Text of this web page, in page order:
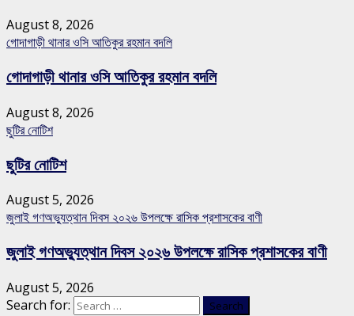
August 8, 2026
গোদাগাড়ী থানার ওসি আতিকুর রহমান বদলি
গোদাগাড়ী থানার ওসি আতিকুর রহমান বদলি
August 8, 2026
ছুটির নোটিশ
ছুটির নোটিশ
August 5, 2026
জুলাই গণঅভ্যুত্থান দিবস ২০২৬ উপলক্ষে রাসিক প্রশাসকের বাণী
জুলাই গণঅভ্যুত্থান দিবস ২০২৬ উপলক্ষে রাসিক প্রশাসকের বাণী
August 5, 2026
Search for: